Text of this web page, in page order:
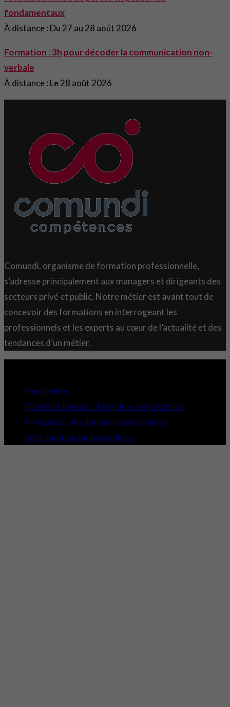
fondamentaux
À distance : Du 27 au 28 août 2026
Formation : 3h pour décoder la communication non-
verbale
À distance : Le 28 août 2026
Comundi, organisme de formation professionnelle,
s’adresse principalement aux managers et dirigeants des
secteurs privé et public. Notre métier est avant tout de
concevoir des formations en interrogeant les
professionnels et les experts au cœur de l’actualité et des
tendances d’un métier.
Newsletter
Mentions légales – Mag des compétences
Protection des données personnelles
Informations sur les cookies